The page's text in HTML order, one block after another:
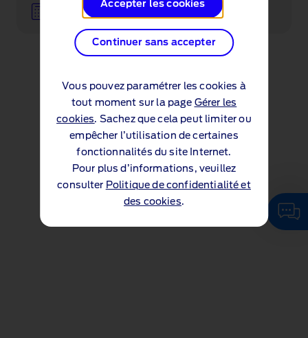
Accepter les cookies
Continuer sans accepter
Vous pouvez paramétrer les cookies à
tout moment sur la page Gérer les
cookies. Sachez que cela peut limiter ou
empêcher l’utilisation de certaines
fonctionnalités du site Internet.
Pour plus d’informations, veuillez
consulter Politique de confidentialité et
des cookies.
Ford Reprise